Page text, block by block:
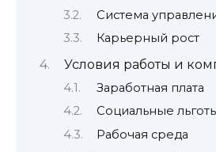
Система
Карьерный рост
Условия работы и
Заработная плата
Социальные
Рабочая среда